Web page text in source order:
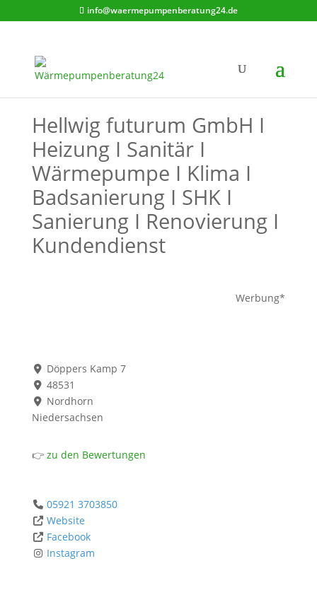
info@waermepumpenberatung24.de
Hellwig futurum GmbH I
Heizung I Sanitär I
Wärmepumpe I Klima I
Badsanierung I SHK I
Sanierung I Renovierung I
Kundendienst
Werbung*
Döppers Kamp 7
48531
Nordhorn
Niedersachsen
👉zu den Bewertungen
05921 3703850
Website
Facebook
Instagram